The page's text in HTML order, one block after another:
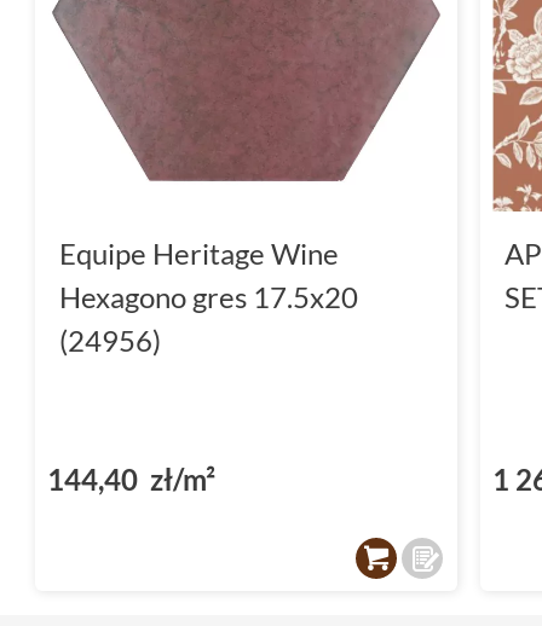
Equipe Heritage Wine
Hexagono gres 17.5x20
(24956)
144,40 zł/m² 1